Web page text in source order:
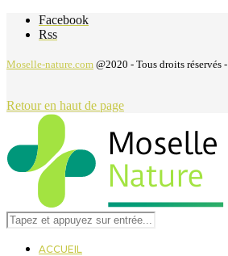
Facebook
Rss
Moselle-nature.com @2020 - Tous droits réservés -
Retour en haut de page
ACCUEIL